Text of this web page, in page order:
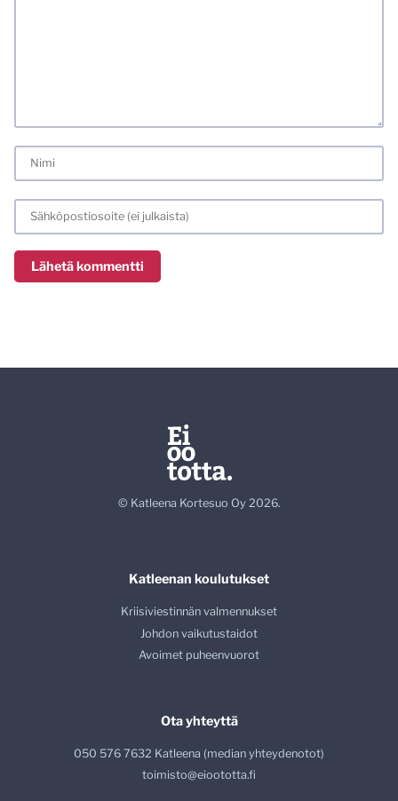
© Katleena Kortesuo Oy 2026.
Katleenan koulutukset
Kriisiviestinnän valmennukset
Johdon vaikutustaidot
Avoimet puheenvuorot
Ota yhteyttä
050 576 7632 Katleena (median yhteydenotot)
toimisto@eioototta.fi